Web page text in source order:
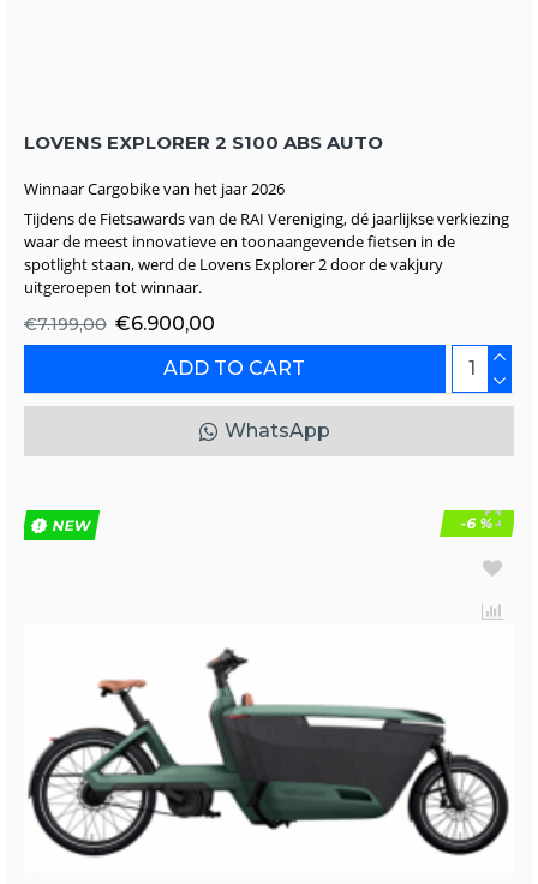
LOVENS EXPLORER 2 S100 ABS AUTO
Winnaar Cargobike van het jaar 2026
Tijdens de Fietsawards van de RAI Vereniging, dé jaarlijkse verkiezing
waar de meest innovatieve en toonaangevende fietsen in de
spotlight staan, werd de Lovens Explorer 2 door de vakjury
uitgeroepen tot winnaar.
€6.900,00
€7.199,00
ADD TO CART
WhatsApp
NEW -6 %